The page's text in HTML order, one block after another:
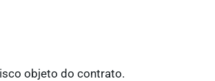
objeto do contrato.